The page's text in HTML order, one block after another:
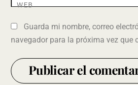
WEB
Guarda mi nombre, correo
navegador para la próxima vez que